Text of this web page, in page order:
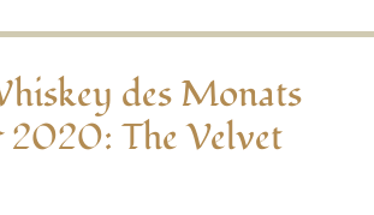
des Monats
The Velvet